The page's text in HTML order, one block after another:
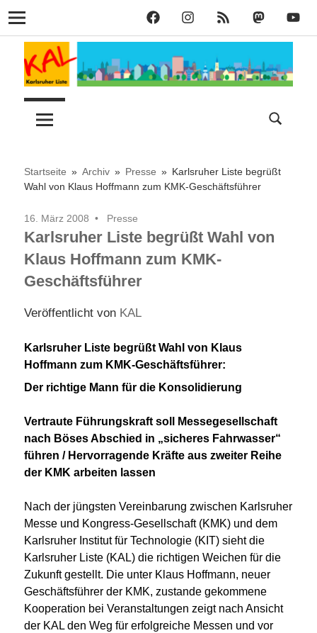
KAL
auf
Facebook
KAL
auf
Instagram
KAL
RSS
KAL
bei
KAL
auf
Navigation
Zum
Inhalt
springen
Karlsruher
–
KAL
Stadt
Startseite Archiv Presse
Karlsruher Liste begrüßt
Wahl von Klaus Hoffmann zum KMK-Geschäftsführer
16. März 2008 Presse
Karlsruher Liste begrüßt Wahl von
Klaus Hoffmann zum KMK-
Geschäftsführer
Veröffentlicht von KAL
Karlsruher Liste begrüßt Wahl von Klaus
Hoffmann zum KMK-Geschäftsführer:
Der richtige Mann für die Konsolidierung
Vertraute Führungskraft soll Messegesellschaft
nach Böses Abschied in „sicheres Fahrwasser“
führen / Hervorragende Kräfte aus zweiter Reihe
der KMK arbeiten lassen
Nach der jüngsten Vereinbarung zwischen Karlsruher
Messe und Kongress-Gesellschaft (KMK) und dem
Karlsruher Institut für Technologie (KIT) sieht die
Karlsruher Liste (KAL) die richtigen Weichen für die
Zukunft gestellt. Die unter Klaus Hoffmann, neuer
Geschäftsführer der KMK, zustande gekommene
Kooperation bei Veranstaltungen zeigt nach Ansicht
der KAL den Weg für erfolgreiche Messen und vor